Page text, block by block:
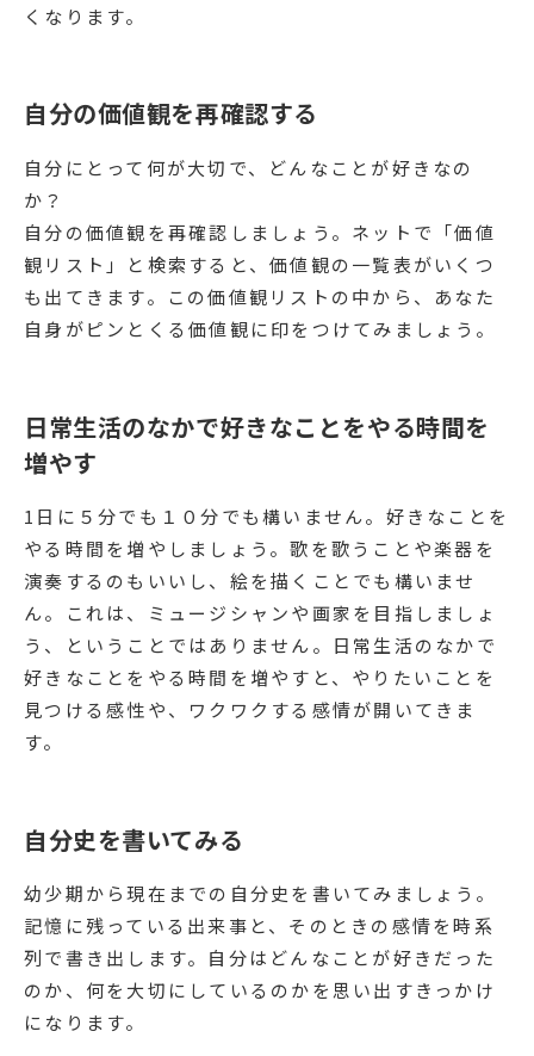
くなります。
自分の価値観を再確認する
自分にとって何が大切で、どんなことが好きなの
か？
自分の価値観を再確認しましょう。ネットで「価値
観リスト」と検索すると、価値観の一覧表がいくつ
も出てきます。この価値観リストの中から、あなた
自身がピンとくる価値観に印をつけてみましょう。
日常生活のなかで好きなことをやる時間を
増やす
1日に５分でも１０分でも構いません。好きなことを
やる時間を増やしましょう。歌を歌うことや楽器を
演奏するのもいいし、絵を描くことでも構いませ
ん。これは、ミュージシャンや画家を目指しましょ
う、ということではありません。日常生活のなかで
好きなことをやる時間を増やすと、やりたいことを
見つける感性や、ワクワクする感情が開いてきま
す。
自分史を書いてみる
幼少期から現在までの自分史を書いてみましょう。
記憶に残っている出来事と、そのときの感情を時系
列で書き出します。自分はどんなことが好きだった
のか、何を大切にしているのかを思い出すきっかけ
になります。